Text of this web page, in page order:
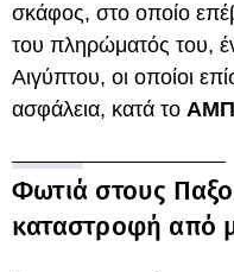
σκάφος, στο οποίο
του πληρώματός του,
Αιγύπτου, οι οποίοι
ασφάλεια, κατά το
Φωτιά στους
καταστροφή από